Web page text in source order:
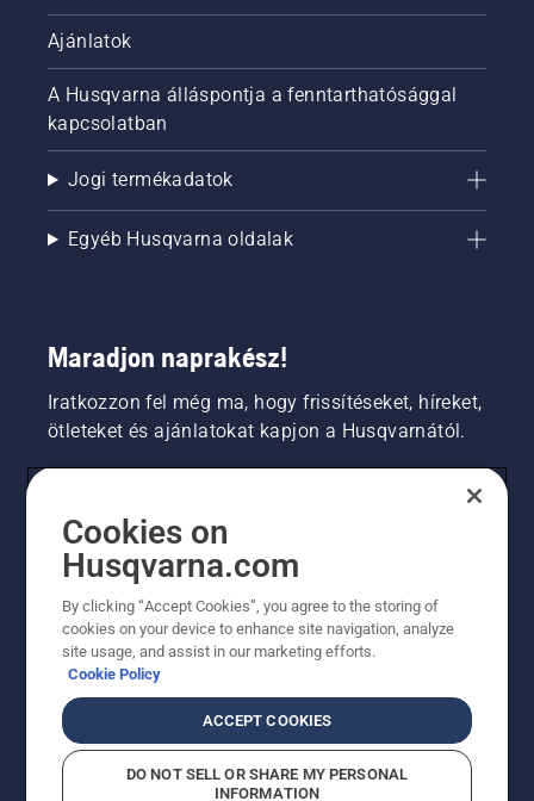
Ajánlatok
A Husqvarna álláspontja a fenntarthatósággal
kapcsolatban
Jogi termékadatok
Egyéb Husqvarna oldalak
Maradjon naprakész!
Iratkozzon fel még ma, hogy frissítéseket, híreket,
ötleteket és ajánlatokat kapjon a Husqvarnától.
PROFESSZIONÁLIS
Cookies on
Husqvarna.com
By clicking “Accept Cookies”, you agree to the storing of
cookies on your device to enhance site navigation, analyze
site usage, and assist in our marketing efforts.
Cookie Policy
ACCEPT COOKIES
DO NOT SELL OR SHARE MY PERSONAL
INFORMATION